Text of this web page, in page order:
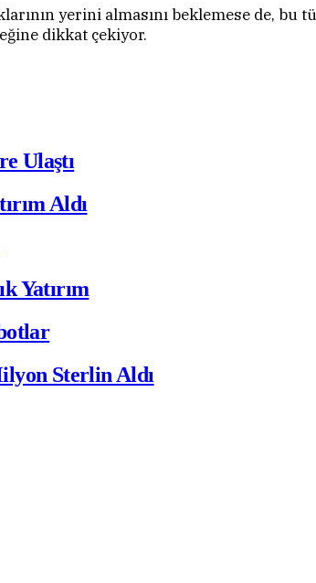
yerini almasını beklemese de,
dikkat çekiyor.
Ulaştı
Aldı
Yatırım
Sterlin Aldı